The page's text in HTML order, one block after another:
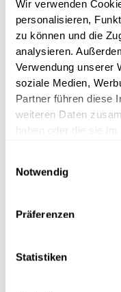
Wir verwenden
personalisieren,
zu können und die
analysieren.
Verwendung unserer
soziale Medien,
Partner führen diese
weiteren Daten
haben oder die sie
Notwendig
Präferenzen
Statistiken
Priorisierung von
F&E-
Struktur
Ein wirksames
interdisziplinär.